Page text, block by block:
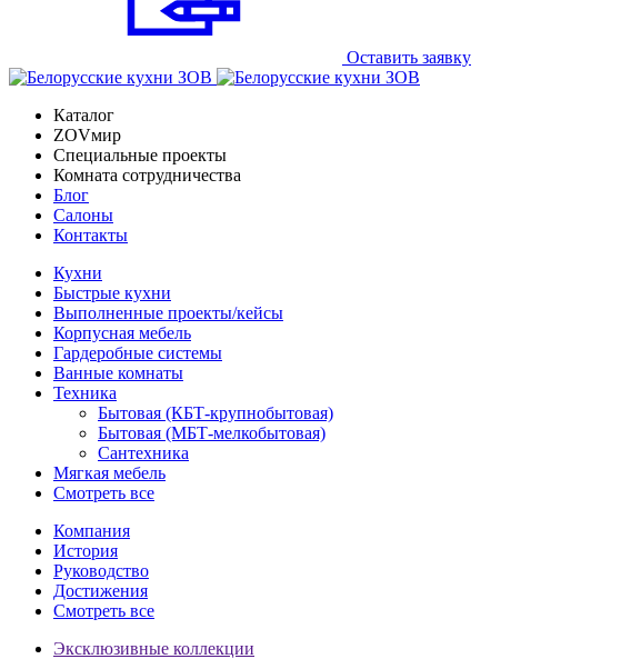
Оставить заявку
Каталог
ZOVмир
Специальные проекты
Комната сотрудничества
Блог
Салоны
Контакты
Кухни
Быстрые кухни
Выполненные проекты/кейсы
Корпусная мебель
Гардеробные системы
Ванные комнаты
Техника
Бытовая (КБТ-крупнобытовая)
Бытовая (МБТ-мелкобытовая)
Сантехника
Мягкая мебель
Смотреть все
Компания
История
Руководство
Достижения
Смотреть все
Эксклюзивные коллекции